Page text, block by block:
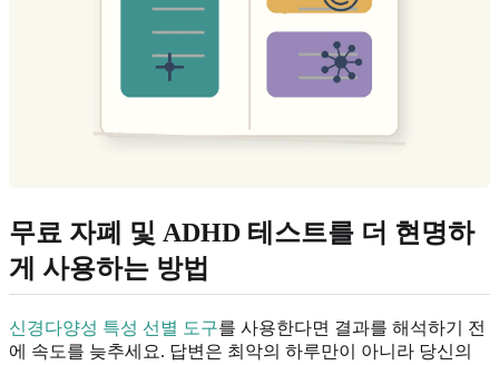
무료 자폐 및 ADHD 테스트를 더 현명하
게 사용하는 방법
신경다양성 특성 선별 도구를 사용한다면 결과를 해석하기 전
에 속도를 늦추세요. 답변은 최악의 하루만이 아니라 당신의